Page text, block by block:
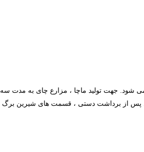
جهت تولید ماچا ، مزارع چای به مدت سه تا
پس از برداشت دستی ، قسمت های